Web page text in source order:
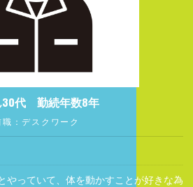
30代 勤続年数8年
職：デスクワーク
やっていて、体を動かすことが好きな為